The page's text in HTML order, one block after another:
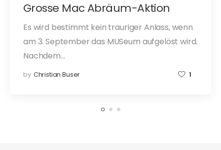
Grosse Mac Abräum-Aktion
Es wird bestimmt kein trauriger Anlass, wenn
am 3. September das MUSeum aufgelöst wird.
Nachdem…
by Christian Buser 1